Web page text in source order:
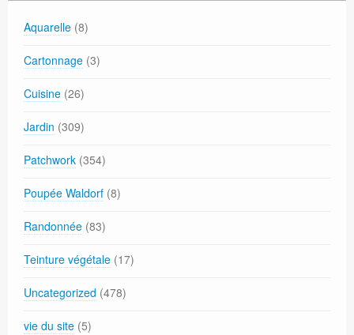
Aquarelle (8)
Cartonnage (3)
Cuisine (26)
Jardin (309)
Patchwork (354)
Poupée Waldorf (8)
Randonnée (83)
Teinture végétale (17)
Uncategorized (478)
vie du site (5)